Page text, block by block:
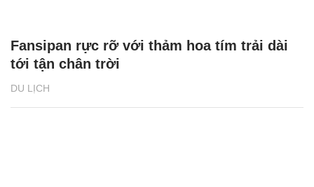
DU LỊCH
Fansipan rực rỡ với thảm hoa tím trải dài
tới tận chân trời